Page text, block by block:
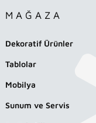
MAĞAZA
Dekoratif Ürünler
Tablolar
Mobilya
Sunum ve Servis